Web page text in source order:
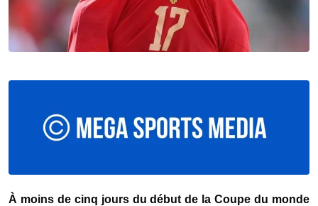
À moins de cinq jours du début de la Coupe du monde